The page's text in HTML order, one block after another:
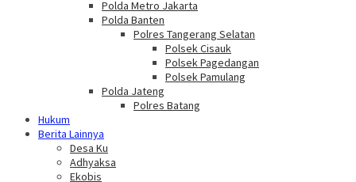
Polda Metro Jakarta
Polda Banten
Polres Tangerang Selatan
Polsek Cisauk
Polsek Pagedangan
Polsek Pamulang
Polda Jateng
Polres Batang
Hukum
Berita Lainnya
Desa Ku
Adhyaksa
Ekobis